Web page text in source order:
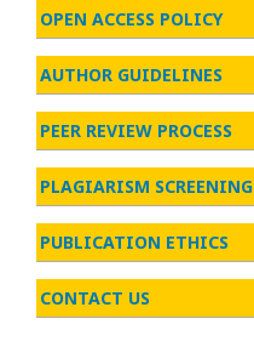
OPEN ACCESS POLICY
AUTHOR GUIDELINES
PEER REVIEW PROCESS
PLAGIARISM SCREENING
PUBLICATION ETHICS
CONTACT US